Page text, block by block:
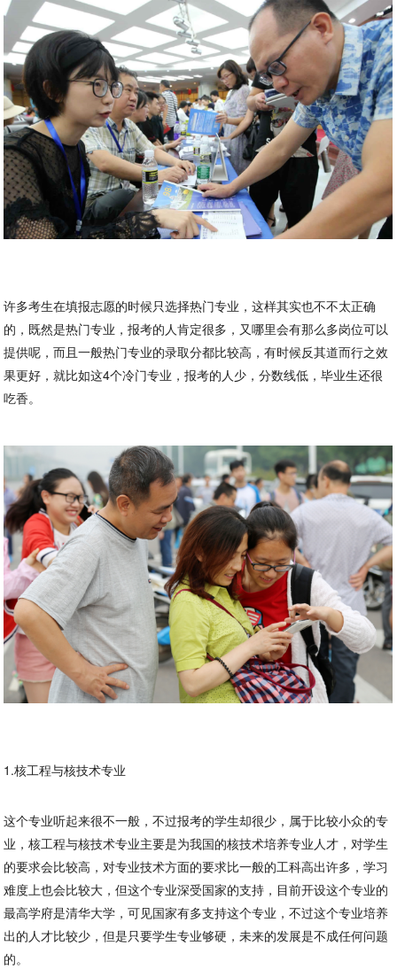
许多考生在填报志愿的时候只选择热门专业，这样其实也不不太正确
的，既然是热门专业，报考的人肯定很多，又哪里会有那么多岗位可以
提供呢，而且一般热门专业的录取分都比较高，有时候反其道而行之效
果更好，就比如这4个冷门专业，报考的人少，分数线低，毕业生还很
吃香。
1.核工程与核技术专业
这个专业听起来很不一般，不过报考的学生却很少，属于比较小众的专
业，核工程与核技术专业主要是为我国的核技术培养专业人才，对学生
的要求会比较高，对专业技术方面的要求比一般的工科高出许多，学习
难度上也会比较大，但这个专业深受国家的支持，目前开设这个专业的
最高学府是清华大学，可见国家有多支持这个专业，不过这个专业培养
出的人才比较少，但是只要学生专业够硬，未来的发展是不成任何问题
的。